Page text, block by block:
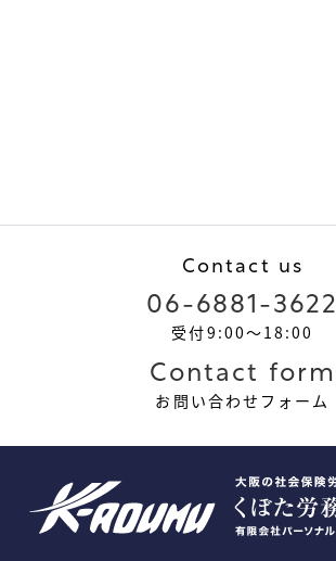
Contact us
06-6881-3622
受付9:00～18:00
Contact form
お問い合わせフォーム